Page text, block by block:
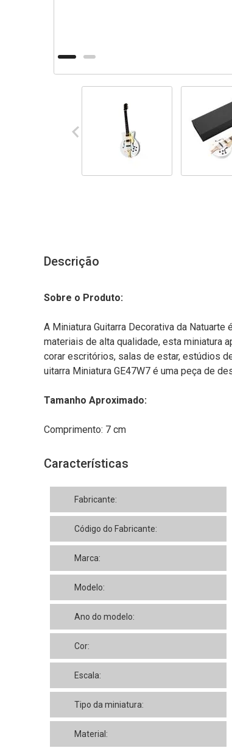
Descrição
Sobre o Produto:
A Miniatura Guitarra Decorativa da
materiais de alta qualidade, esta miniatura
corar escritórios, salas de estar, estúdios
uitarra Miniatura GE47W7 é uma peça de
Tamanho Aproximado:
Comprimento: 7 cm
Características
Fabricante:
Código do Fabricante:
Marca:
Modelo:
Ano do modelo:
Cor:
Escala:
Tipo da miniatura:
Material: